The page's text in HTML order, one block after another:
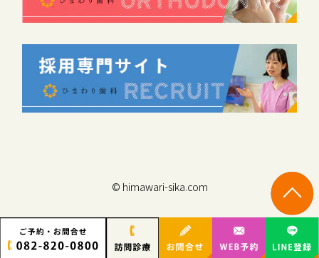
© himawari-sika.com